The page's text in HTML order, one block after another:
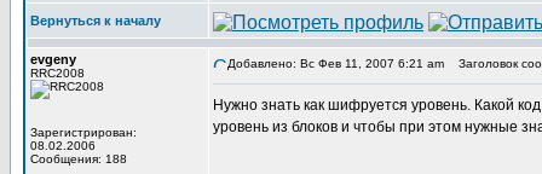
Вернуться к началу
evgeny
RRC2008
Зарегистрирован:
08.02.2006
Сообщения: 188
Добавлено: Вс Фев 11, 2007 6:21 am Заголовок
Нужно знать как шифруется уровень. Какой
уровень из блоков и чтобы при этом нужные